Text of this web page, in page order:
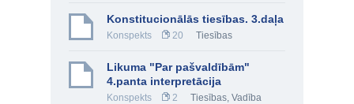
Konstitucionālās tiesības. 3.daļa
Konspekts 20 Tiesības
Likuma "Par pašvaldībām"
4.panta interpretācija
Konspekts 2 Tiesības, Vadība